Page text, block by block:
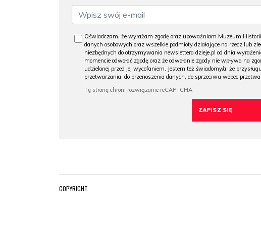
Oświadczam, że wyrażam zgodę oraz upoważniam Muzeum
danych osobowych oraz wszelkie podmioty działające na rzecz lub
niezbędnych do otrzymywania newslettera dzieje.pl od dnia
momencie odwołać zgodę oraz że odwołanie zgody nie wpływa na
udzielonej przed jej wycofaniem. Jestem też świadomy/a, że
przetwarzania, do przenoszenia danych, do sprzeciwu wobec
COPYRIGHT